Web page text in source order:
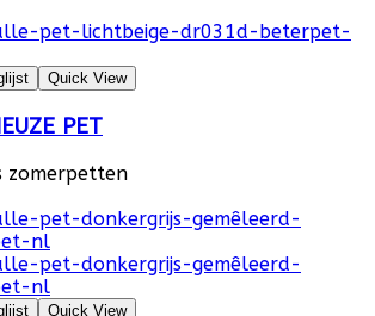
Quick View
PET
zomerpetten
Quick View